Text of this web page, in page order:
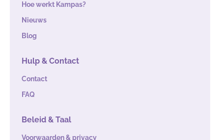
Hoe werkt Kampas?
Nieuws
Blog
Hulp & Contact
Contact
FAQ
Beleid & Taal
Voorwaarden & privacy